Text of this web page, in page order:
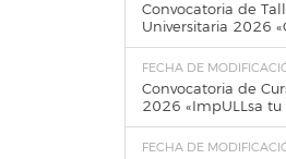
Convocatoria de
Universitaria 2026
FECHA DE
Convocatoria de
2026 «ImpULLsa
FECHA DE